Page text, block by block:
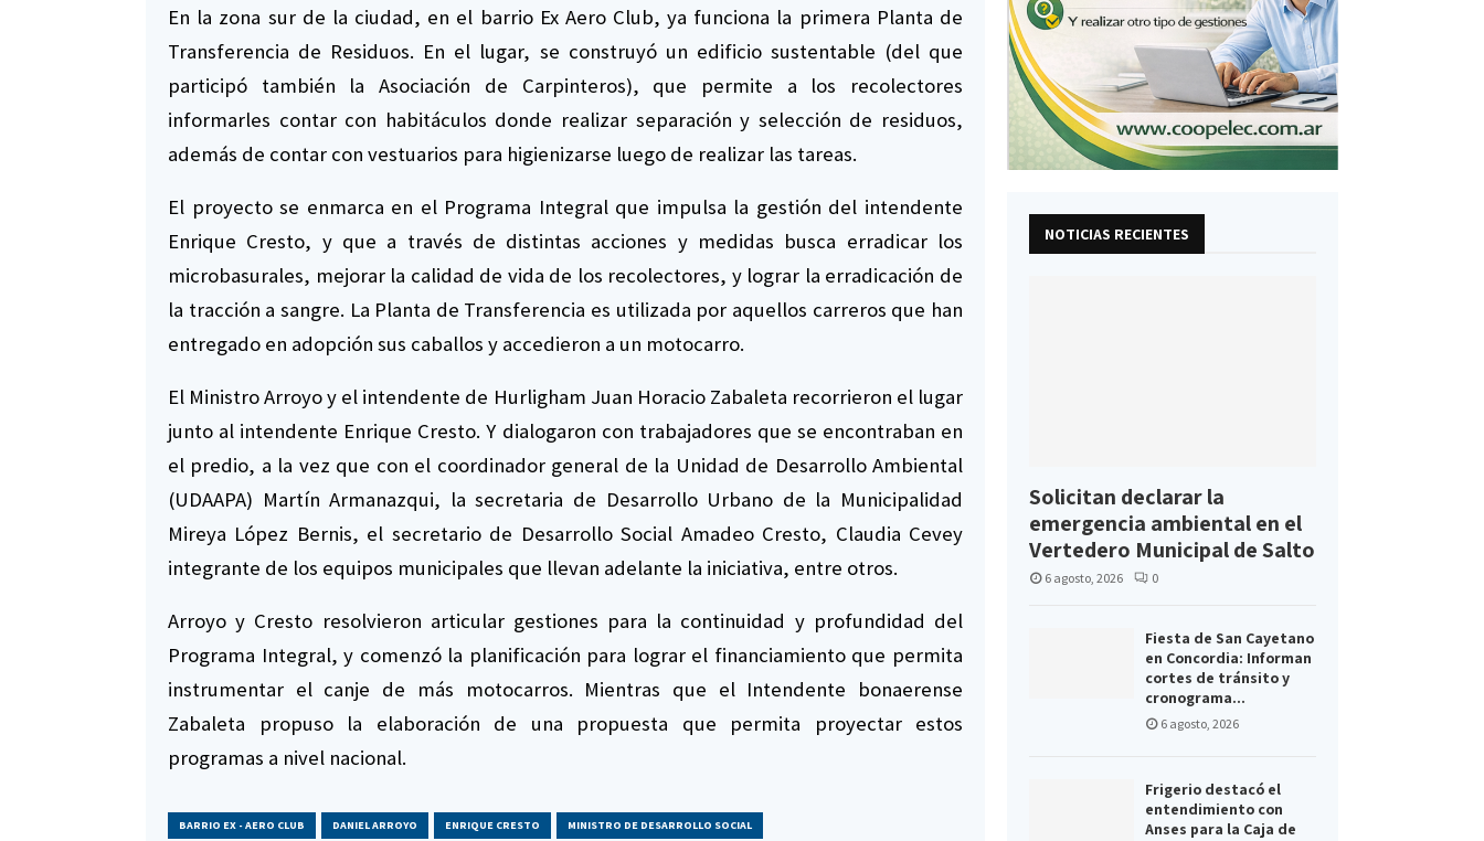
En la zona sur de la ciudad, en el barrio Ex Aero Club, ya funciona la primera Planta de
Transferencia de Residuos. En el lugar, se construyó un edificio sustentable (del que
participó también la Asociación de Carpinteros), que permite a los recolectores
informarles contar con habitáculos donde realizar separación y selección de residuos,
además de contar con vestuarios para higienizarse luego de realizar las tareas.
El proyecto se enmarca en el Programa Integral que impulsa la gestión del intendente
Enrique Cresto, y que a través de distintas acciones y medidas busca erradicar los
microbasurales, mejorar la calidad de vida de los recolectores, y lograr la erradicación de
la tracción a sangre. La Planta de Transferencia es utilizada por aquellos carreros que han
entregado en adopción sus caballos y accedieron a un motocarro.
El Ministro Arroyo y el intendente de Hurligham Juan Horacio Zabaleta recorrieron el lugar
junto al intendente Enrique Cresto. Y dialogaron con trabajadores que se encontraban en
el predio, a la vez que con el coordinador general de la Unidad de Desarrollo Ambiental
(UDAAPA) Martín Armanazqui, la secretaria de Desarrollo Urbano de la Municipalidad
Mireya López Bernis, el secretario de Desarrollo Social Amadeo Cresto, Claudia Cevey
integrante de los equipos municipales que llevan adelante la iniciativa, entre otros.
Arroyo y Cresto resolvieron articular gestiones para la continuidad y profundidad del
Programa Integral, y comenzó la planificación para lograr el financiamiento que permita
instrumentar el canje de más motocarros. Mientras que el Intendente bonaerense
Zabaleta propuso la elaboración de una propuesta que permita proyectar estos
programas a nivel nacional.
BARRIO EX - AERO CLUB DANIEL ARROYO ENRIQUE CRESTO MINISTRO DE DESARROLLO SOCIAL
NOTICIAS RECIENTES
Solicitan declarar la
emergencia ambiental en el
Vertedero Municipal de Salto
6 agosto, 2026 0
Fiesta de San Cayetano
en Concordia: Informan
cortes de tránsito y
cronograma...
6 agosto, 2026
Frigerio destacó el
entendimiento con
Anses para la Caja de